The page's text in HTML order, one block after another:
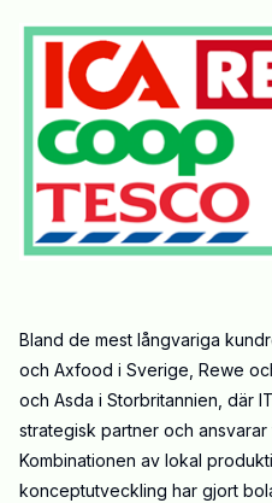
Bland de mest långvariga
och Axfood i Sverige, Rewe
och Asda i Storbritannien, där
strategisk partner och
Kombinationen av lokal
konceptutveckling har gjort